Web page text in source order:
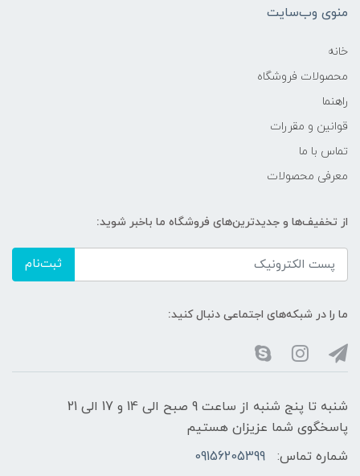
منوی وب‌سایت
خانه
محصولات فروشگاه
راهنما
قوانین و مقررات
تماس با ما
معرفی محصولات
از تخفیف‌ها و جدیدترین‌های فروشگاه ما باخبر شوید:
ثبت‌نام
ما را در شبکه‌های اجتماعی دنبال کنید:
شنبه تا پنج شنبه از ساعت 9 صبح الی 14 و 17 الی 21
پاسخگوی شما عزیزان هستیم
شماره تماس:
09156205399